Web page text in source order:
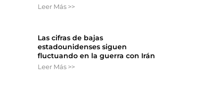
Leer Más >>
Las cifras de bajas
estadounidenses siguen
fluctuando en la guerra con Irán
Leer Más >>